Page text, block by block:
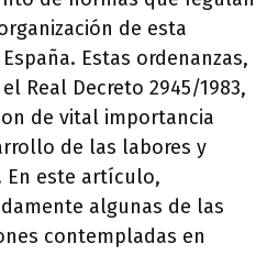
de esta
Estas ordenanzas,
Real Decreto 2945/1983,
de vital importancia
de las labores y
En este artículo,
algunas de las
contempladas en